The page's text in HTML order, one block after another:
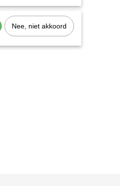
Nee, niet akkoord